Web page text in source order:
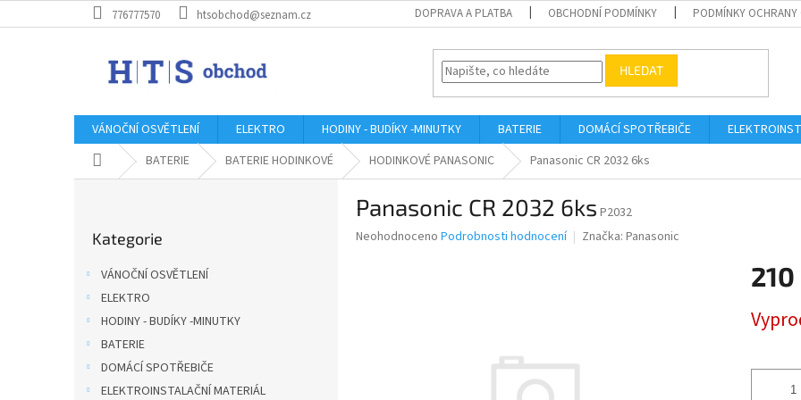
na
776777570 htsobchod@seznam.cz DOPRAVA A PLATBA OBCHODNÍ PODMÍNKY PODMÍNKY OCHRANY
HLEDAT
VÁNOČNÍ OSVĚTLENÍ ELEKTRO HODINY - BUDÍKY -MINUTKY BATERIE DOMÁCÍ SPOTŘEBIČE
Domů BATERIE BATERIE HODINKOVÉ HODINKOVÉ PANASONIC Panasonic CR 2032 6ks
kategorie
Kategorie
VÁNOČNÍ OSVĚTLENÍ
ELEKTRO
HODINY - BUDÍKY -MINUTKY
BATERIE
DOMÁCÍ SPOTŘEBIČE
ELEKTROINSTALAČNÍ MATERIÁL
Panasonic CR 2032 6ks P2032
Průměrné
Neohodnoceno Podrobnosti hodnocení Značka: Panasonic
210
cena: